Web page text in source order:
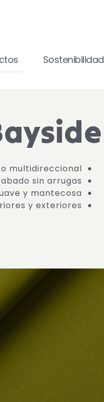
Sostenibilidad
multidireccional
sin arrugas
y mantecosa
y exteriores.